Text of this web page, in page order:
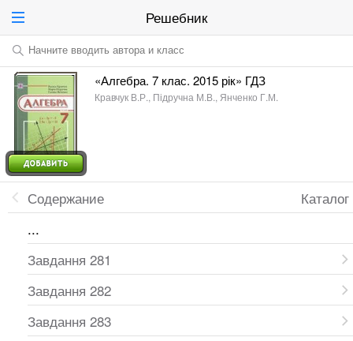
Решебник
Начните вводить автора и класс
«Алгебра. 7 клас. 2015 рік» ГДЗ
Кравчук В.Р., Підручна М.В., Янченко Г.М.
Каталог
Содержание
...
Завдання 281
Завдання 282
Завдання 283